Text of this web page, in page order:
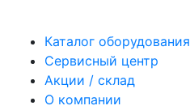
Каталог оборудования
Сервисный центр
Акции / склад
О компании